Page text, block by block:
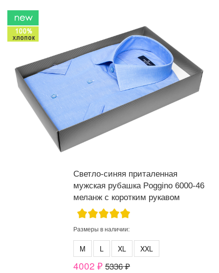
Светло-синяя приталенная
мужская рубашка Poggino 6000-46
меланж с коротким рукавом
Размеры в наличии:
M L XL XXL
4002 ₽ 5336 ₽